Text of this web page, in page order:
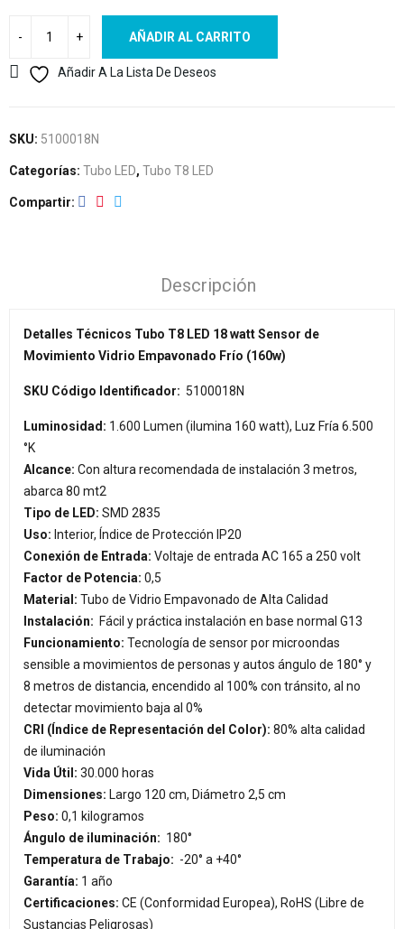
AÑADIR AL CARRITO
Añadir A La Lista De Deseos
SKU: 5100018N
Categorías: Tubo LED, Tubo T8 LED
Compartir
Descripción
Detalles Técnicos Tubo T8 LED 18 watt Sensor de
Movimiento Vidrio Empavonado Frío (160w)
SKU Código Identificador: 5100018N
Luminosidad: 1.600 Lumen (ilumina 160 watt), Luz Fría 6.500
°K
Alcance: Con altura recomendada de instalación 3 metros,
abarca 80 mt2
Tipo de LED: SMD 2835
Uso: Interior, Índice de Protección IP20
Conexión de Entrada: Voltaje de entrada AC 165 a 250 volt
Factor de Potencia: 0,5
Material: Tubo de Vidrio Empavonado de Alta Calidad
Instalación: Fácil y práctica instalación en base normal G13
Funcionamiento: Tecnología de sensor por microondas
sensible a movimientos de personas y autos ángulo de 180° y
8 metros de distancia, encendido al 100% con tránsito, al no
detectar movimiento baja al 0%
CRI (Índice de Representación del Color): 80% alta calidad
de iluminación
Vida Útil: 30.000 horas
Dimensiones: Largo 120 cm, Diámetro 2,5 cm
Peso: 0,1 kilogramos
Ángulo de iluminación: 180°
Temperatura de Trabajo: -20° a +40°
Garantía: 1 año
Certificaciones: CE (Conformidad Europea), RoHS (Libre de
Sustancias Peligrosas)